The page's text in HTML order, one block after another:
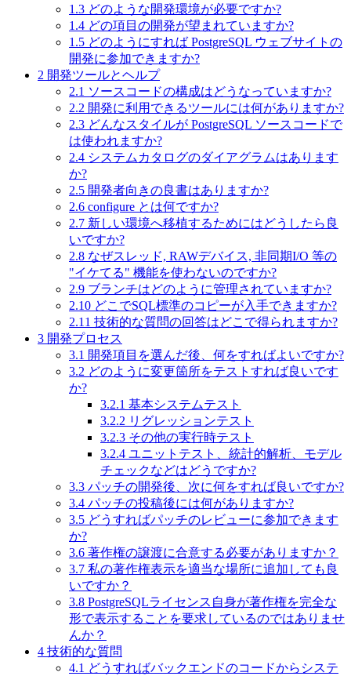
1.3 どのような開発環境が必要ですか?
1.4 どの項目の開発が望まれていますか?
1.5 どのようにすれば PostgreSQL ウェブサイトの
開発に参加できますか?
2 開発ツールとヘルプ
2.1 ソースコードの構成はどうなっていますか?
2.2 開発に利用できるツールには何がありますか?
2.3 どんなスタイルが PostgreSQL ソースコードで
は使われますか?
2.4 システムカタログのダイアグラムはあります
か?
2.5 開発者向きの良書はありますか?
2.6 configure とは何ですか?
2.7 新しい環境へ移植するためにはどうしたら良
いですか?
2.8 なぜスレッド, RAWデバイス, 非同期I/O 等の
"イケてる" 機能を使わないのですか?
2.9 ブランチはどのように管理されていますか?
2.10 どこでSQL標準のコピーが入手できますか?
2.11 技術的な質問の回答はどこで得られますか?
3 開発プロセス
3.1 開発項目を選んだ後、何をすればよいですか?
3.2 どのように変更箇所をテストすれば良いです
か?
3.2.1 基本システムテスト
3.2.2 リグレッションテスト
3.2.3 その他の実行時テスト
3.2.4 ユニットテスト、統計的解析、モデル
チェックなどはどうですか?
3.3 パッチの開発後、次に何をすれば良いですか?
3.4 パッチの投稿後には何がありますか?
3.5 どうすればパッチのレビューに参加できます
か?
3.6 著作権の譲渡に合意する必要がありますか？
3.7 私の著作権表示を適当な場所に追加しても良
いですか？
3.8 PostgreSQLライセンス自身が著作権を完全な
形で表示することを要求しているのではありませ
んか？
4 技術的な質問
4.1 どうすればバックエンドのコードからシステ